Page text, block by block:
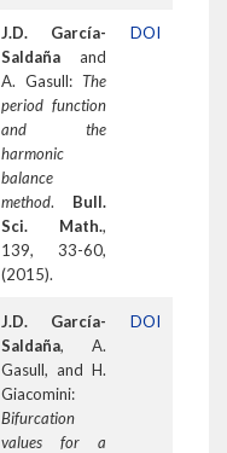
J.D. García-
Saldañaand
A. Gasull:The
period function
and the
harmonic
balance
method. Bull.
Sci. Math.,
139, 33-60,
(2015).
DOI
J.D. García-
Saldaña, A.
Gasull, and H.
Giacomini:
Bifurcation
values for a
DOI